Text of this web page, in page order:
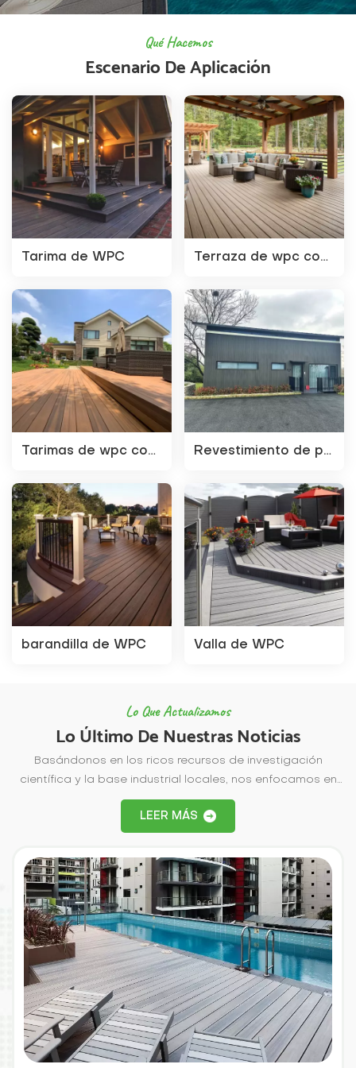
tengan la sensación
tiempo muestren la
la tecnología
moderna.
textura y el tamaño
necesidades para
crear un producto de
único.
Qué Hacemos
Escenario De Aplicación
Tarima de WPC Terraza de wpc con relieve profundo 3D
Tarimas de wpc coextruidas Revestimiento de pared de WPC
barandilla de WPC Valla de WPC
Lo Que Actualizamos
Lo Último De Nuestras Noticias
Basándonos en los ricos recursos de investigación
científica y la base industrial locales, nos enfocamos en
proporcionar productos de madera y plástico duraderos
y respetuosos con el medio ambiente a clientes globales.
LEER MÁS